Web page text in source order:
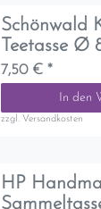
Schönwald
Teetasse Ø
7,50 € *
In den
zzgl. Versandkosten
HP